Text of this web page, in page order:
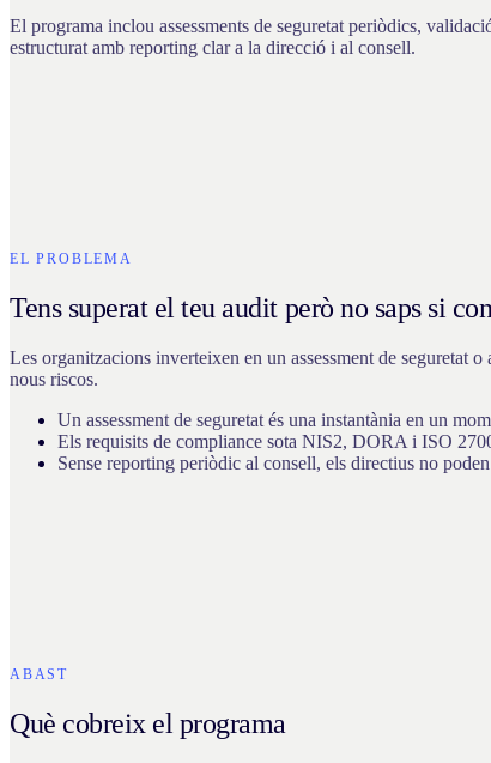
El programa inclou assessments de seguretat periòdics,
estructurat amb reporting clar a la direcció i al consell.
EL PROBLEMA
Tens superat el teu audit però no saps si
Les organitzacions inverteixen en un assessment de seguretat
nous riscos.
Un assessment de seguretat és una instantània en un
Els requisits de compliance sota NIS2, DORA i ISO
Sense reporting periòdic al consell, els directius no
ABAST
Què cobreix el programa